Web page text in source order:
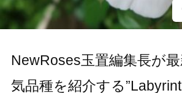
NewRoses玉置編集長が
気品種を紹介する